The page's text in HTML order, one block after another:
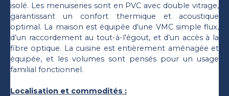
isolé. Les menuiseries sont en PVC avec double vitrage,
garantissant un confort thermique et acoustique
optimal. La maison est équipée d'une VMC simple flux,
d’un raccordement au tout-à-l’égout, et d’un accès à la
fibre optique. La cuisine est entièrement aménagée et
équipée, et les volumes sont pensés pour un usage
familial fonctionnel.
Localisation et commodités :